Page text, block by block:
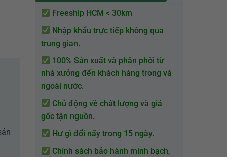
Freeship HCM < 30km
Nhập khẩu trực tiếp không qua
trung gian.
100% Sản xuất và phân phối từ
nhà xưởng đến khách hàng trong và
ngoài nước.
Chủ động về chất lượng và giá
gốc tận nguồn.
Hư gì đổi nấy trong 15 ngày.
Chính sách bảo hành minh bạch,